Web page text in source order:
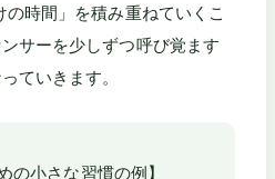
時間」を積み重ねていくこ
サーを少しずつ呼び覚ます
ていきます。
の小さな習慣の例】